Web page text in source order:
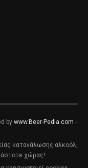
by www.Beer-Pedia.com -
κατανάλωσης αλκοόλ,
χώρας!